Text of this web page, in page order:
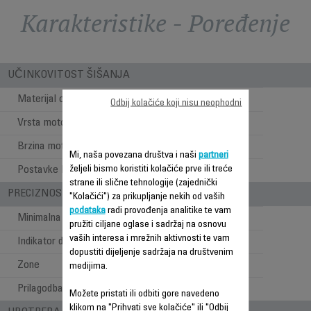
Karakteristike - Poređenje
UČINKOVITOST ŠIŠANJA
Materijal oštrice Nehrđajući čelik
Vrsta motora
Brzina motora (rpm)
Postavke brzine 1
PRECIZNOST
Minimalna dužina šišanja
Indikator dužine šišanja Češalj
Zone
Prilagodba mikropostavki Okidač oštrice
Mi, naša povezana društva i naši partneri
željeli bismo koristiti kolačiće prve ili treće
strane ili slične tehnologije (zajednički
"Kolačići") za prikupljanje nekih od vaših
podatakaradi provođenja analitike te vam
pružiti ciljane oglase i sadržaj na osnovu
vaših interesa i mrežnih aktivnosti te vam
dopustiti dijeljenje sadržaja na društvenim
medijima.
Možete pristati ili odbiti gore navedeno
klikom na "Prihvati sve kolačiće" ili "Odbij
Odbij kolačiće koji nisu neophodni